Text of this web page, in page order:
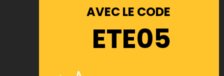
AVEC LE CODE
ETE05